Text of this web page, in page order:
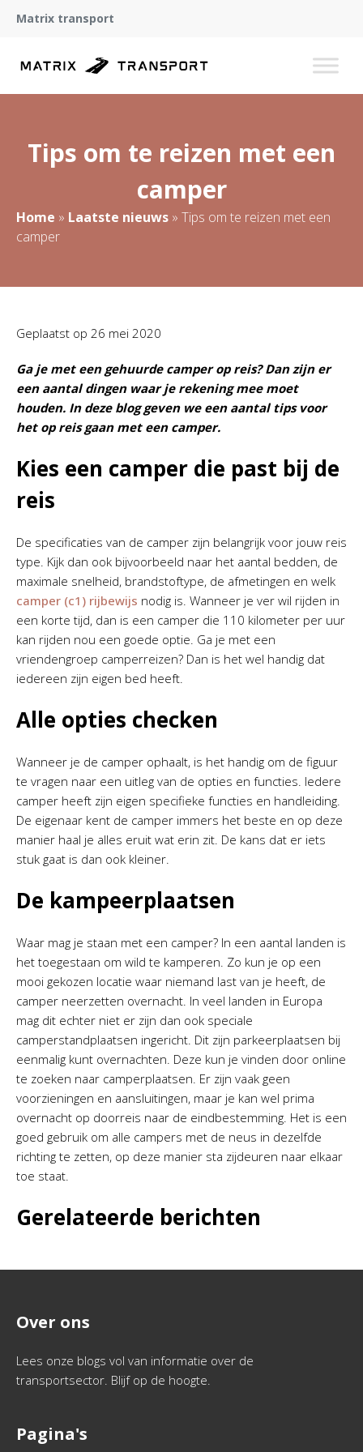
Matrix transport
Tips om te reizen met een
camper
Home » Laatste nieuws » Tips om te reizen met een
camper
Geplaatst op 26 mei 2020
Ga je met een gehuurde camper op reis? Dan zijn er
een aantal dingen waar je rekening mee moet
houden. In deze blog geven we een aantal tips voor
het op reis gaan met een camper.
Kies een camper die past bij de
reis
De specificaties van de camper zijn belangrijk voor jouw reis
type. Kijk dan ook bijvoorbeeld naar het aantal bedden, de
maximale snelheid, brandstoftype, de afmetingen en welk
camper (c1) rijbewijs nodig is. Wanneer je ver wil rijden in
een korte tijd, dan is een camper die 110 kilometer per uur
kan rijden nou een goede optie. Ga je met een
vriendengroep camperreizen? Dan is het wel handig dat
iedereen zijn eigen bed heeft.
Alle opties checken
Wanneer je de camper ophaalt, is het handig om de figuur
te vragen naar een uitleg van de opties en functies. Iedere
camper heeft zijn eigen specifieke functies en handleiding.
De eigenaar kent de camper immers het beste en op deze
manier haal je alles eruit wat erin zit. De kans dat er iets
stuk gaat is dan ook kleiner.
De kampeerplaatsen
Waar mag je staan met een camper? In een aantal landen is
het toegestaan om wild te kamperen. Zo kun je op een
mooi gekozen locatie waar niemand last van je heeft, de
camper neerzetten overnacht. In veel landen in Europa
mag dit echter niet er zijn dan ook speciale
camperstandplaatsen ingericht. Dit zijn parkeerplaatsen bij
eenmalig kunt overnachten. Deze kun je vinden door online
te zoeken naar camperplaatsen. Er zijn vaak geen
voorzieningen en aansluitingen, maar je kan wel prima
overnacht op doorreis naar de eindbestemming. Het is een
goed gebruik om alle campers met de neus in dezelfde
richting te zetten, op deze manier sta zijdeuren naar elkaar
toe staat.
Gerelateerde berichten
Over ons
Lees onze blogs vol van informatie over de
transportsector. Blijf op de hoogte.
Pagina's